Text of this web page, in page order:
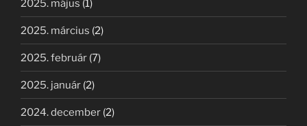
2025. május (1)
2025. március (2)
2025. február (7)
2025. január (2)
2024. december (2)